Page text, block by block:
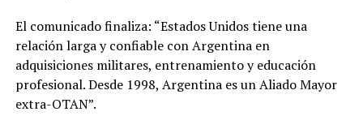
El comunicado finaliza: “Estados Unidos tiene una
relación larga y confiable con Argentina en
adquisiciones militares, entrenamiento y educación
profesional. Desde 1998, Argentina es un Aliado Mayor
extra-OTAN”.